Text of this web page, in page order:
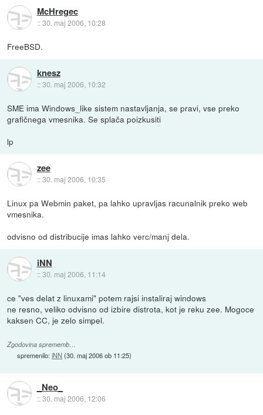
McHregec
::30. maj 2006, 10:28
FreeBSD.
knesz
::30. maj 2006, 10:32
SME ima Windows_like sistem nastavljanja, se pravi, vse preko
grafičnega vmesnika. Se splača poizkusiti
lp
zee
::30. maj 2006, 10:35
Linux pa Webmin paket, pa lahko upravljas racunalnik preko web
vmesnika.
odvisno od distribucije imas lahko verc/manj dela.
iNN
::30. maj 2006, 11:14
ce "ves delat z linuxami" potem rajsi instaliraj windows
ne resno, veliko odvisno od izbire distrota, kot je reku zee. Mogoce
kaksen CC, je zelo simpel.
Zgodovina sprememb…
spremenilo:iNN (30. maj 2006 ob 11:25)
_Neo_
::30. maj 2006, 12:06